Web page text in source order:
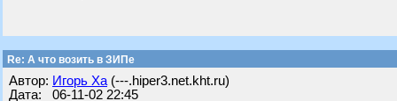
Re: А что возить в ЗИПе
Автор: Игорь Ха (---.hiper3.net.kht.ru)
Дата: 06-11-02 22:45